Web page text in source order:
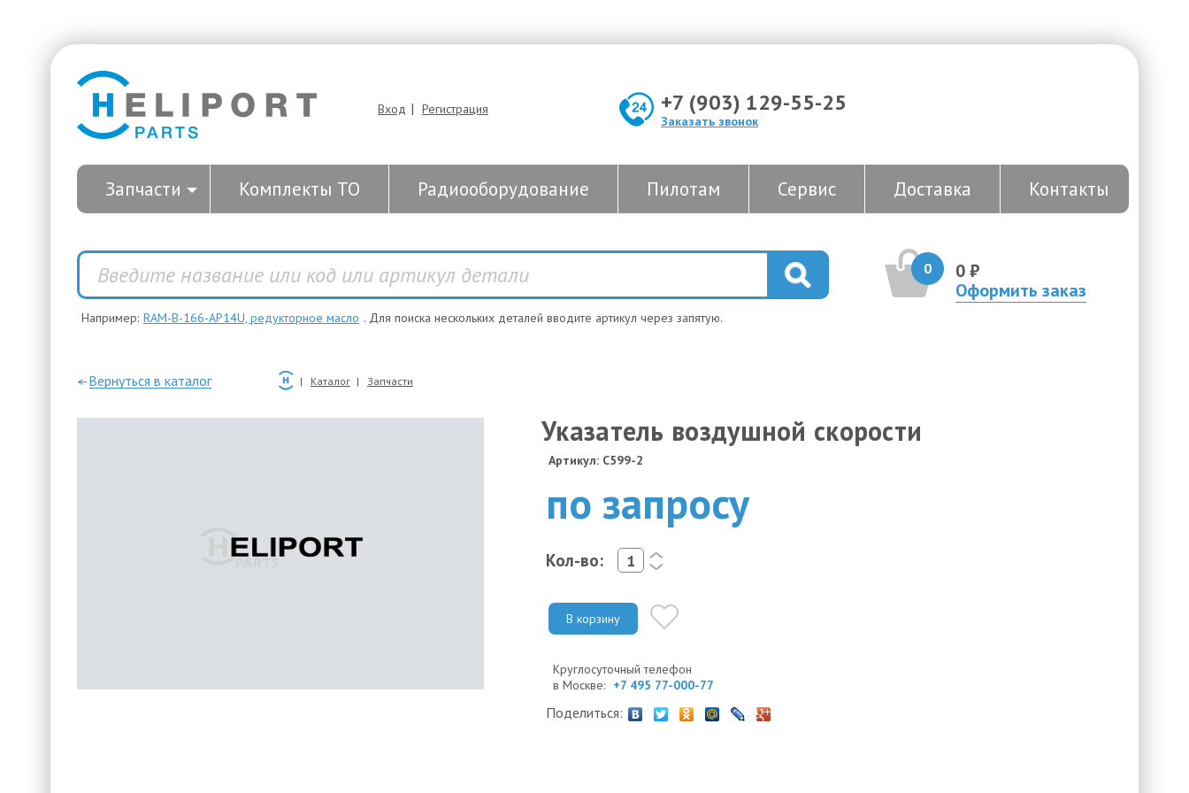
Вход | Регистрация +7 (903) 129-55-25
Заказать звонок
Запчасти Комплекты ТО Радиооборудование Пилотам Сервис Доставка Контакты
0
0 ₽
Оформить заказ
Например: RAM-B-166-AP14U, редукторное масло . Для поиска нескольких деталей вводите артикул через запятую.
—Вернуться в каталог Каталог Запчасти
Указатель воздушной скорости
Артикул: C599-2
по запросу
Кол-во:
<
>
В корзину
Круглосуточный телефон
в Москве: +7 495 77-000-77
Поделиться: